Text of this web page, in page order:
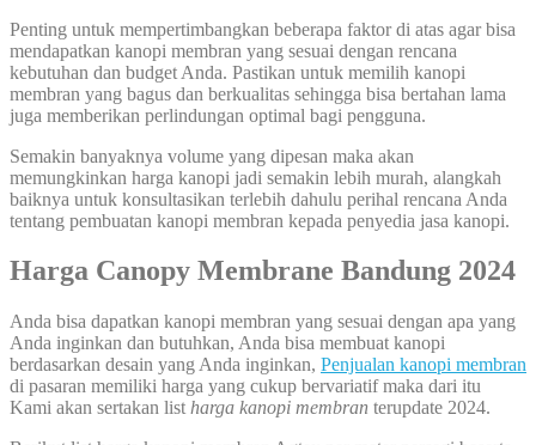
Penting untuk mempertimbangkan beberapa faktor di atas agar bisa
mendapatkan kanopi membran yang sesuai dengan rencana
kebutuhan dan budget Anda. Pastikan untuk memilih kanopi
membran yang bagus dan berkualitas sehingga bisa bertahan lama
juga memberikan perlindungan optimal bagi pengguna.
Semakin banyaknya volume yang dipesan maka akan
memungkinkan harga kanopi jadi semakin lebih murah, alangkah
baiknya untuk konsultasikan terlebih dahulu perihal rencana Anda
tentang pembuatan kanopi membran kepada penyedia jasa kanopi.
Harga Canopy Membrane Bandung 2024
Anda bisa dapatkan kanopi membran yang sesuai dengan apa yang
Anda inginkan dan butuhkan, Anda bisa membuat kanopi
berdasarkan desain yang Anda inginkan, Penjualan kanopi membran
di pasaran memiliki harga yang cukup bervariatif maka dari itu
Kami akan sertakan list harga kanopi membran terupdate 2024.